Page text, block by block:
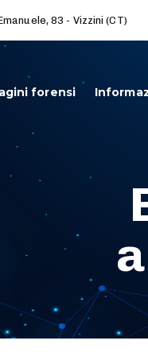
83 - Vizzini (CT)
forensi